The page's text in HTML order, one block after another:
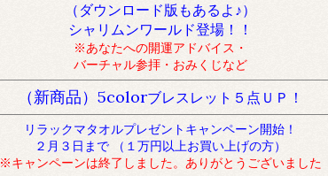
（ダウンロード版もあるよ♪）
シャリムンワールド登場！！
※あなたへの開運アドバイス・
バーチャル参拝・おみくじなど
（新商品）5colorブレスレット５点ＵＰ！
リラックマタオルプレゼントキャンペーン開始！
２月３日まで （１万円以上お買い上げの方）
※キャンペーンは終了しました。ありがとうございました